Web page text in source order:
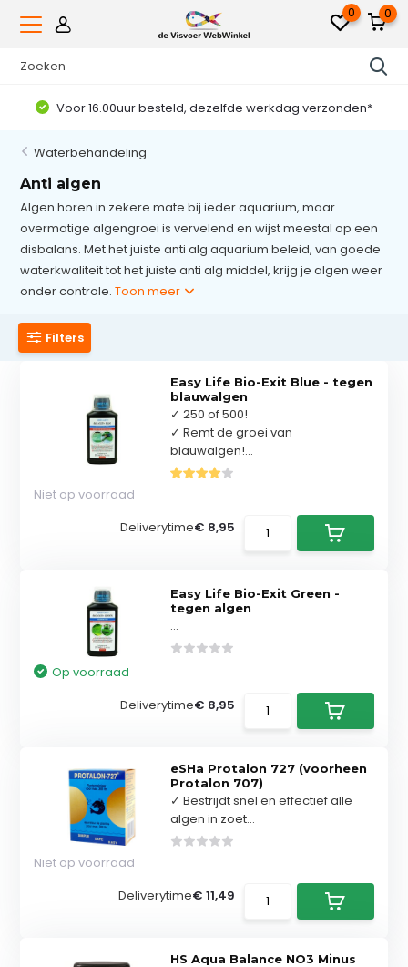
0 0
Voor 16.00uur besteld, dezelfde werkdag verzonden*
Waterbehandeling
Anti algen
Algen horen in zekere mate bij ieder aquarium, maar
overmatige algengroei is vervelend en wijst meestal op een
disbalans. Met het juiste anti alg aquarium beleid, van goede
waterkwaliteit tot het juiste anti alg middel, krijg je algen weer
onder controle.Toon meer
Filters
Easy Life Bio-Exit Blue - tegen
blauwalgen
✓ 250 of 500!
✓ Remt de groei van
blauwalgen!...
Niet op voorraad
Deliverytime€ 8,95
Easy Life Bio-Exit Green -
tegen algen
...
Op voorraad
Deliverytime€ 8,95
eSHa Protalon 727 (voorheen
Protalon 707)
✓ Bestrijdt snel en effectief alle
algen in zoet...
Niet op voorraad
Deliverytime€ 11,49
HS Aqua Balance NO3 Minus